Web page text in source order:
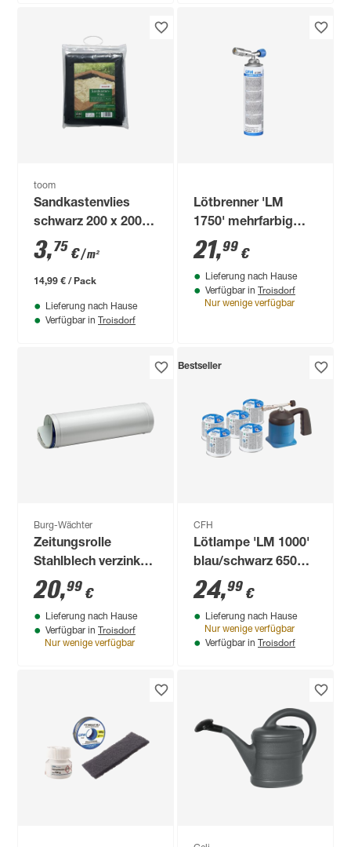
toom
Sandkastenvlies
schwarz 200 x 200
cm
3,75 €/ m²
14,99 € / Pack
Lieferung nach Hause
Verfügbar in Troisdorf
Lötbrenner 'LM
1750' mehrfarbig
730 °C
21,99 €
Lieferung nach Hause
Verfügbar in Troisdorf
Nur wenige verfügbar
Burg-Wächter
Zeitungsrolle
Stahlblech verzinkt
weiß Ø 120 x 400
mm
20,99 €
Lieferung nach Hause
Verfügbar in Troisdorf
Nur wenige verfügbar
Bestseller
CFH
Lötlampe 'LM 1000'
blau/schwarz 650
°C, inkl. 5
Kartuschen
24,99 €
Lieferung nach Hause
Nur wenige verfügbar
Verfügbar in Troisdorf